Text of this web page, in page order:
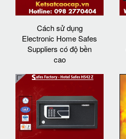
Cách sử dụng
Electronic Home Safes
Suppliers có độ bền
cao